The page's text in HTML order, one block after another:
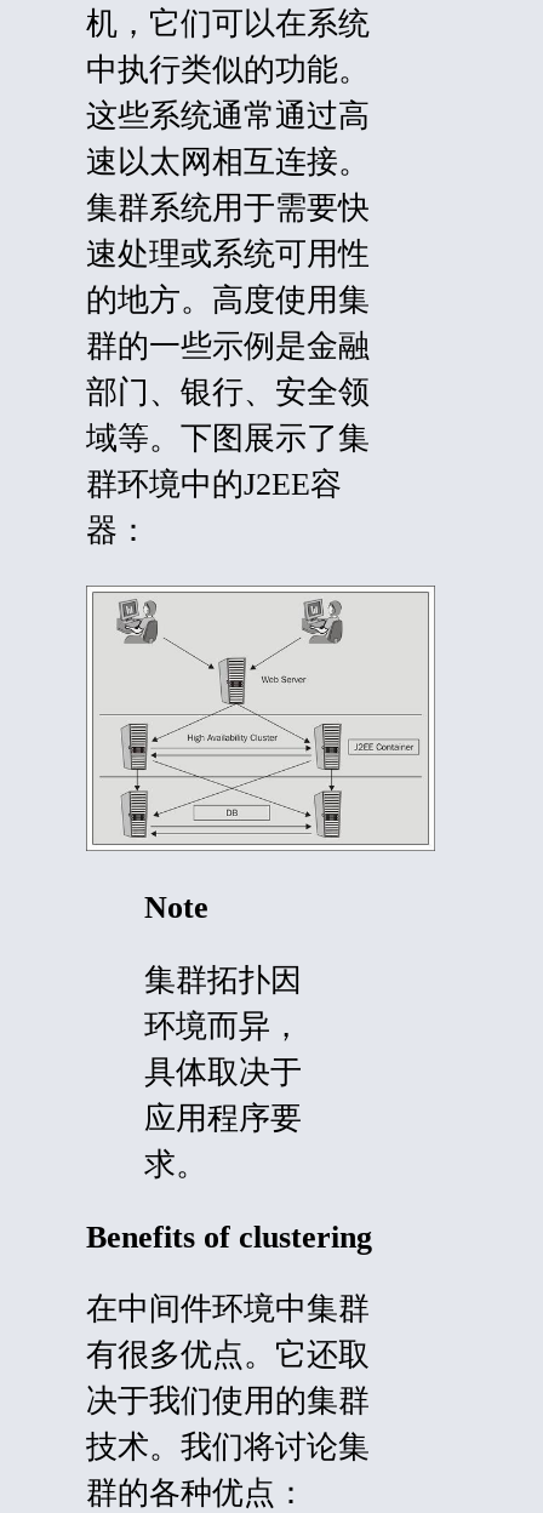
机，它们可以在系统
中执行类似的功能。
这些系统通常通过高
速以太网相互连接。
集群系统用于需要快
速处理或系统可用性
的地方。高度使用集
群的一些示例是金融
部门、银行、安全领
域等。下图展示了集
群环境中的J2EE容
器：
Note
集群拓扑因
环境而异，
具体取决于
应用程序要
求。
Benefits of clustering
在中间件环境中集群
有很多优点。它还取
决于我们使用的集群
技术。我们将讨论集
群的各种优点：